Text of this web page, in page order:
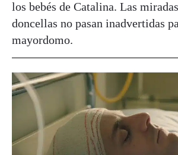
los bebés de Catalina. Las
doncellas no pasan inadvertidas
mayordomo.